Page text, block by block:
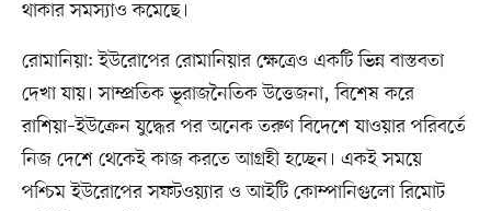
থাকার সমস্যাও কমেছে।
রোমানিয়া: ইউরোপের রোমানিয়ার ক্ষেত্রেও একটি ভিন্ন বাস্তবতা
দেখা যায়। সাম্প্রতিক ভূরাজনৈতিক উত্তেজনা, বিশেষ করে
রাশিয়া–ইউক্রেন যুদ্ধের পর অনেক তরুণ বিদেশে যাওয়ার পরিবর্তে
নিজ দেশে থেকেই কাজ করতে আগ্রহী হচ্ছেন। একই সময়ে
পশ্চিম ইউরোপের সফটওয়্যার ও আইটি কোম্পানিগুলো রিমোট